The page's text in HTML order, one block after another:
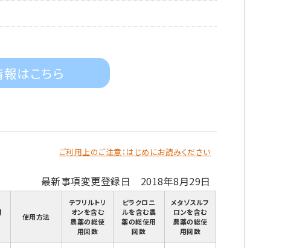
はこちら
ご利用上のご注意：はじめにお読みください
最新事項変更登録日 2018年8月29日
使用方法
テフリルトリ
オンを含む
農薬の総使
用回数
ピラクロニ
ルを含む農
薬の総使用
回数
メタゾスルフ
ロンを含む
農薬の総使
用回数